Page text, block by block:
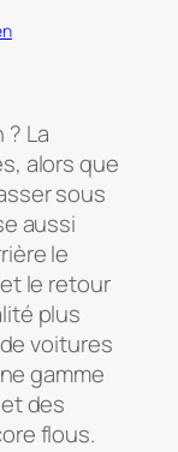
La
alors que
sous
aussi
le
le retour
plus
voitures
gamme
des
flous.